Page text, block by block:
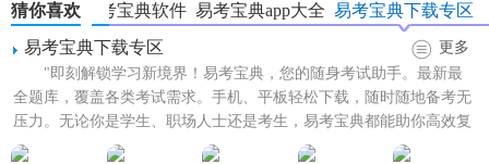
2. 提供丰富的知识点讲解资源，包括视频课程、图文解析
等。
3. 支持多种练习模式，如顺序练习、章节练习、随机练习
等。
猜你喜欢 易考宝典下载专区
易考宝典app大全
新版易考宝典软件
易考宝典下载专区
更多
"即刻解锁学习新境界！易考宝典，您的随身考试助手。最新最
全题库，覆盖各类考试需求。手机、平板轻松下载，随时随地备考无
压力。无论你是学生、职场人士还是考生，易考宝典都能助你高效复
习，提升成绩。一键下载，...